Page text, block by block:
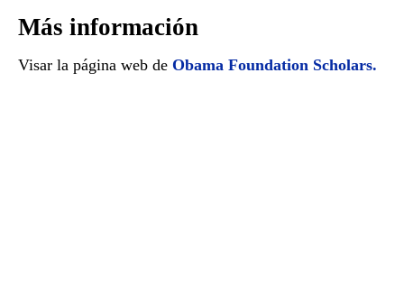
Más información
Visar la página web de Obama Foundation Scholars.